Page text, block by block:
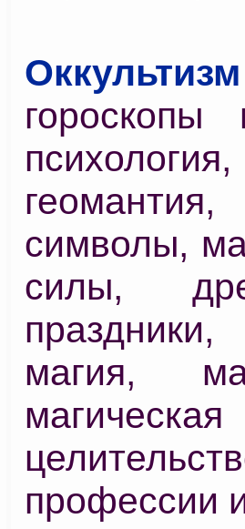
Оккультизм
гороскопы
символы,
силы,
магия,
профессии